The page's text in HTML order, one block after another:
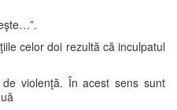
celor doi rezultă că inculpatul
violenţă. În acest sens sunt